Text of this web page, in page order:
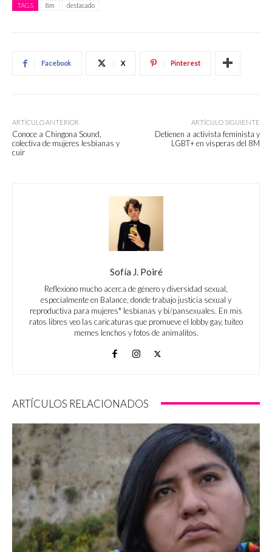
TAGS 8m destacado
Facebook X Pinterest
ARTÍCULO ANTERIOR
Conoce a Chingona Sound,
colectiva de mujeres lesbianas y
cuir
ARTÍCULO SIGUIENTE
Detienen a activista feminista y
LGBT+ en vísperas del 8M
Sofía J. Poiré
Reflexiono mucho acerca de género y diversidad sexual,
especialmente en Balance, donde trabajo justicia sexual y
reproductiva para mujeres* lesbianas y bi/pansexuales. En mis
ratos libres veo las caricaturas que promueve el lobby gay, tuiteo
memes lenchos y fotos de animalitos.
ARTÍCULOS RELACIONADOS